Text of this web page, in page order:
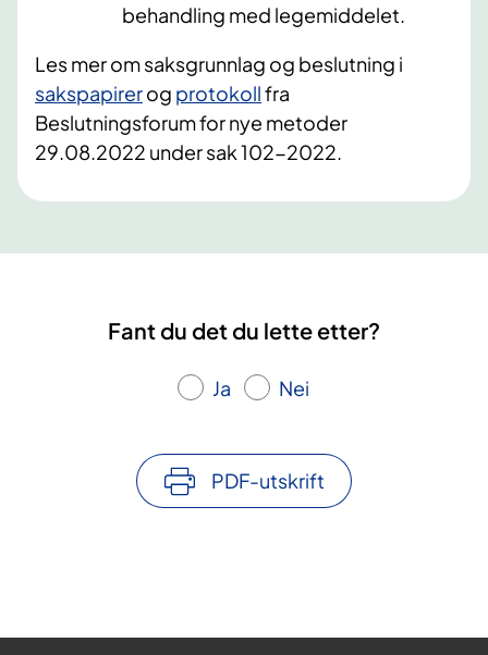
behandling med legemiddelet.
Les mer om saksgrunnlag og beslutning i
sakspapirerog protokollfra
Beslutningsforum for nye metoder
29.08.2022 under sak 102-2022.
Fant du det du lette etter?
Ja Nei
PDF-utskrift